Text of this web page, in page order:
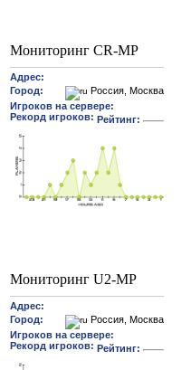
Мониторинг CR-MP
Мониторинг U2-MP